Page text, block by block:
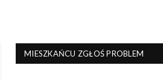
MIESZKAŃCU ZGŁOŚ PROBLEM